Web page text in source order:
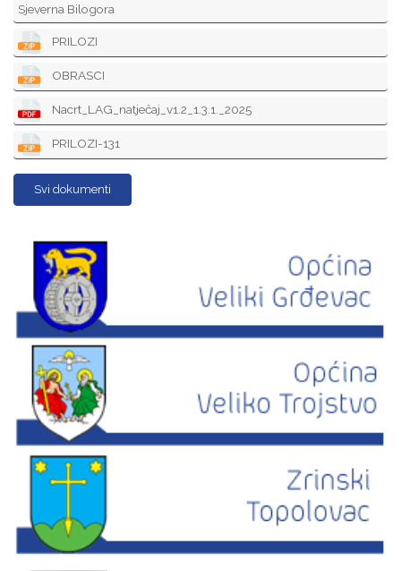
Sjeverna Bilogora
PRILOZI
OBRASCI
Nacrt_LAG_natječaj_v1.2_1.3.1._2025
PRILOZI-131
Svi dokumenti